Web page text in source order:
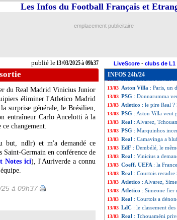
publié le13/03/2025 à 09h37
Les Infos du Football Français et
emplacement publicitaire
LiveScore - clubs de L1
du Real Madrid Vinicius Junior
éliminer l'Atletico Madrid
surprise générale, le Brésilien,
entraîneur Carlo Ancelotti à la
changement.
but, ndlr) et m'a demandé ce
Germain en conférence de
Notes ici), l'Auriverde a connu
à 09h37
INFOS 24h/24
13/03 EdF: la liste avec
13/03 Bayern : Kimmich a
13/03 Real
13/03 Lille-BvB: un penalty
13/03 PSG: le quart, 6 jours
: Endrick devait
13/03 Aston Villa : Paris, un
13/03 PSG : Donnarumma
13/03 Atletico : le pire Real
13/03 PSG : Aston Villa veut
13/03 Real : Alvarez,
13/03 PSG : Marquinhos
13/03 Real : Camavinga a
13/03 EdF : Dembélé, le
13/03 Real : Vinicius a
13/03 Coeff. UEFA : la
13/03 Real : Courtois recadre
13/03 Atletico : Alvarez,
13/03 Atletico : Simeone fier
13/03 Real : Courtois a
13/03 LdC : le classement
13/03 Real : Tchouaméni